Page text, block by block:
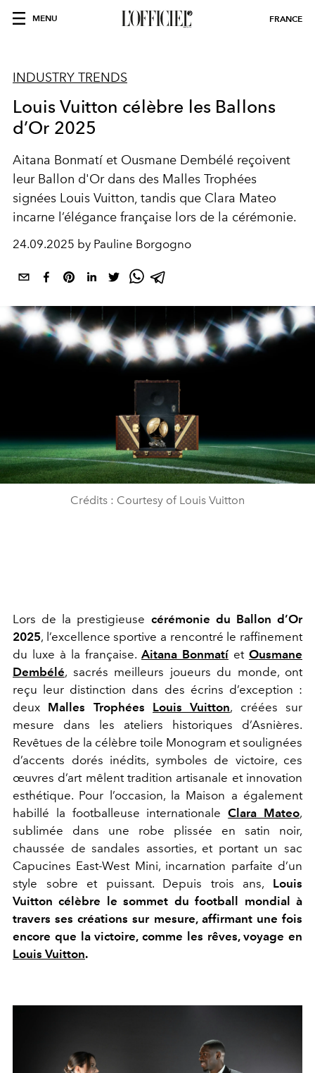
MENU FRANCE
INDUSTRY TRENDS
Louis Vuitton célèbre les Ballons
d’Or 2025
Aitana Bonmatí et Ousmane Dembélé reçoivent
leur Ballon d'Or dans des Malles Trophées
signées Louis Vuitton, tandis que Clara Mateo
incarne l’élégance française lors de la cérémonie.
24.09.2025 by Pauline Borgogno
Crédits : Courtesy of Louis Vuitton
Lors de la prestigieuse cérémonie du Ballon d’Or
2025, l’excellence sportive a rencontré le raffinement
du luxe à la française. Aitana Bonmatí et Ousmane
Dembélé, sacrés meilleurs joueurs du monde, ont
reçu leur distinction dans des écrins d’exception :
deux Malles Trophées Louis Vuitton, créées sur
mesure dans les ateliers historiques d’Asnières.
Revêtues de la célèbre toile Monogram et soulignées
d’accents dorés inédits, symboles de victoire, ces
œuvres d’art mêlent tradition artisanale et innovation
esthétique. Pour l’occasion, la Maison a également
habillé la footballeuse internationaleClara Mateo,
sublimée dans une robe plissée en satin noir,
chaussée de sandales assorties, et portant un sac
Capucines East-West Mini, incarnation parfaite d’un
style sobre et puissant. Depuis trois ans, Louis
Vuitton célèbre le sommet du football mondial à
travers ses créations sur mesure, affirmant une fois
encore que la victoire, comme les rêves, voyage en
Louis Vuitton.